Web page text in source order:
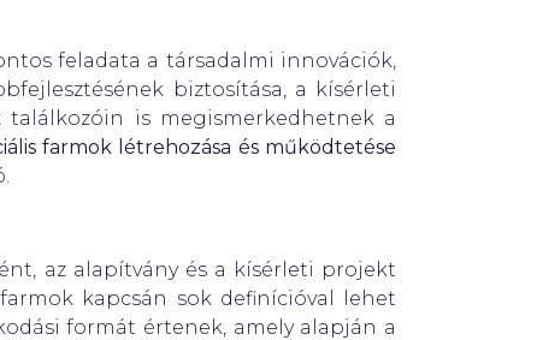
feladata a társadalmi innovációk,
biztosítása, a kísérleti
is megismerkedhetnek a
farmok létrehozása és működtetése
az alapítvány és a kísérleti projekt
kapcsán sok definícióval lehet
formát értenek, amely alapján a